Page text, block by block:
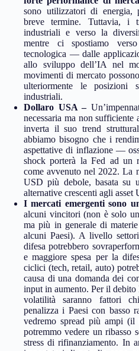
sono utilizzatori di energia,
breve termine. Tuttavia, i
industriali e verso la
mentre ci spostiamo
tecnologica — dalle
allo sviluppo dell’IA nel
movimenti di mercato
ulteriormente le posizioni
industriali.
Dollaro USA –
necessaria ma non
inverta il suo trend
abbiamo bisogno che i
aspettative di inflazione —
shock porterà la Fed ad un
come avvenuto nel 2022. La
USD più debole, basata su
alternative crescenti agli asset
I mercati emergenti sono
alcuni vincitori (non è solo
ma più in generale di
alcuni Paesi). A livello
difesa potrebbero
e maggiore spesa per la
ciclici (tech, retail, auto)
causa di una domanda dei
input in aumento. Per il
volatilità saranno fattori
penalizza i Paesi con basso
vedremo spread più ampi
potremmo vedere un ribasso
stress di rifinanziamento. In